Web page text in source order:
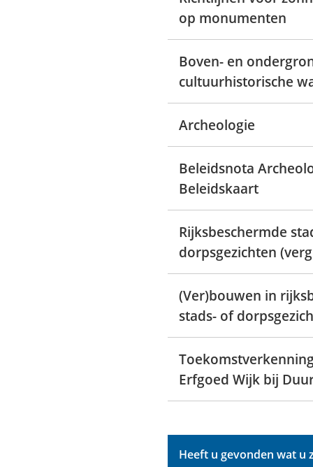
op monumenten
Boven- en
cultuurhistorische
Archeologie
Beleidsnota
Beleidskaart
Rijksbeschermde
dorpsgezichten
(Ver)bouwen in
stads- of
Erfgoed Wijk bij
Heeft u gevonden wat u